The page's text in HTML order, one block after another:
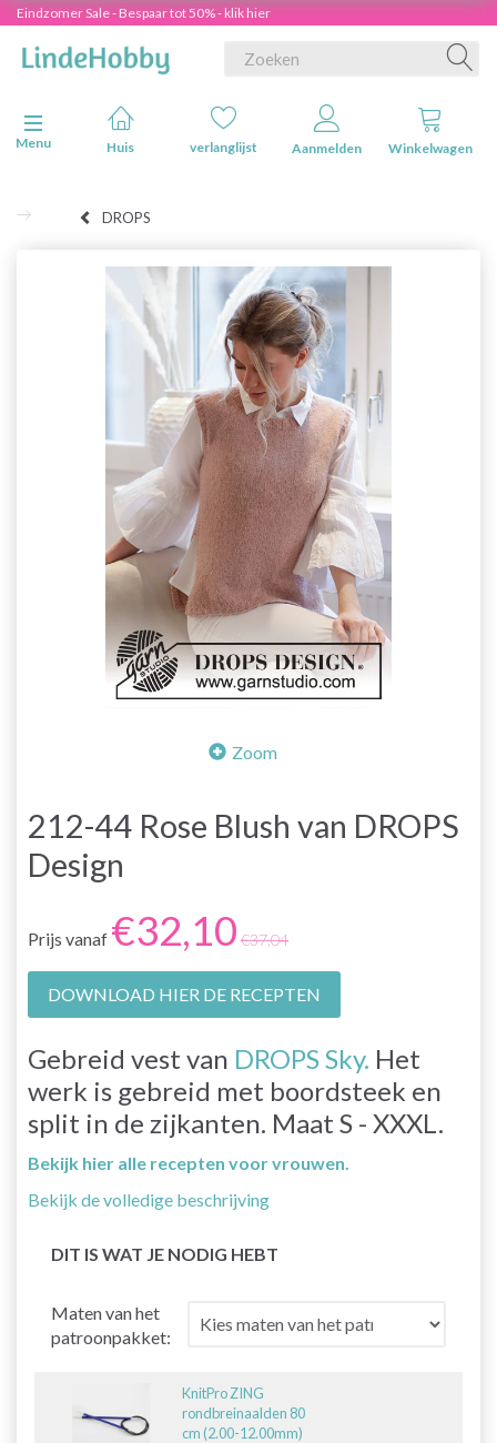
Eindzomer Sale - Bespaar tot 50% - klik hier
Navigatie in-/uitschakelen
Menu
Huis verlanglijst Aanmelden Winkelwagen
DROPS
Zoom
212-44 Rose Blush van DROPS
Design
Prijs vanaf €32,10 €37,04
DOWNLOAD HIER DE RECEPTEN
Gebreid vest van DROPS Sky. Het
werk is gebreid met boordsteek en
split in de zijkanten. Maat S - XXXL.
Bekijk hier alle recepten voor vrouwen.
Bekijk de volledige beschrijving
DIT IS WAT JE NODIG HEBT
Maten van het
patroonpakket:
KnitPro ZING
rondbreinaalden 80
cm (2.00-12.00mm)